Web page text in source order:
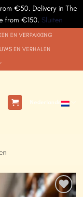
€50. Delivery in The
from €150. Sluiten
EN VERPAKKING
EN VERHALEN
Nederlands